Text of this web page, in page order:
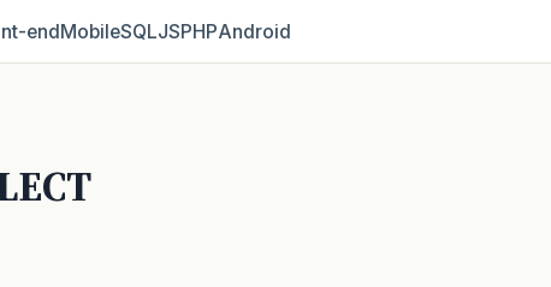
MobileSQLJSPHPAndroid